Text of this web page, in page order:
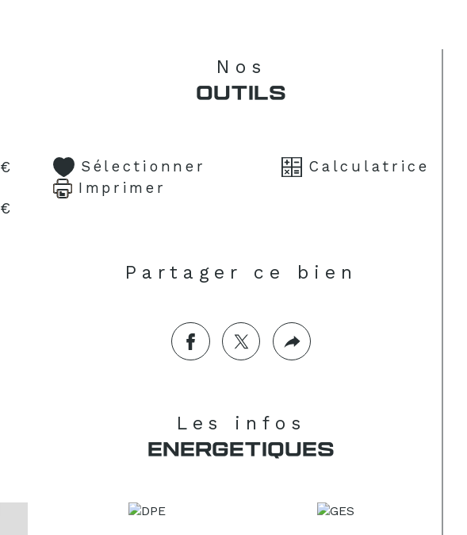
Nos
OUTILS
Sélectionner
Calculatrice
Imprimer
Partager ce bien
Les infos
ENERGETIQUES